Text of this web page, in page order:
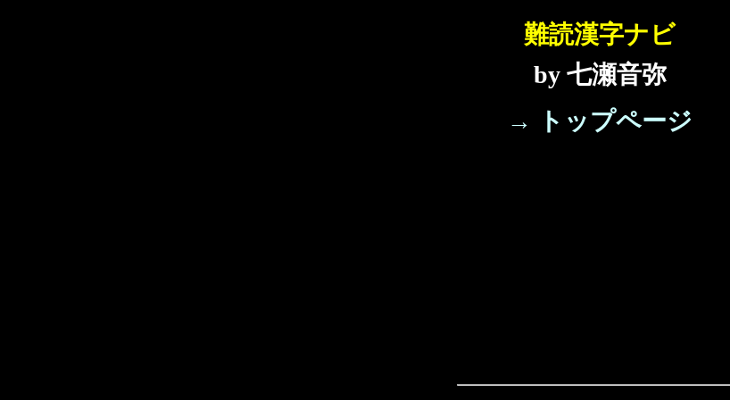
難読漢字ナビ
by 七瀬音弥
→ トップページ